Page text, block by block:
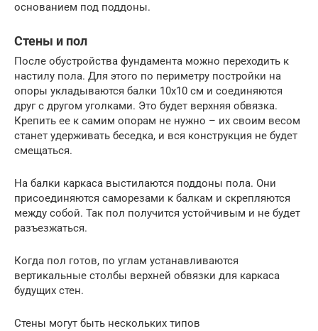
основанием под поддоны.
Стены и пол
После обустройства фундамента можно переходить к
настилу пола. Для этого по периметру постройки на
опоры укладываются балки 10х10 см и соединяются
друг с другом уголками. Это будет верхняя обвязка.
Крепить ее к самим опорам не нужно – их своим весом
станет удерживать беседка, и вся конструкция не будет
смещаться.
На балки каркаса выстилаются поддоны пола. Они
присоединяются саморезами к балкам и скрепляются
между собой. Так пол получится устойчивым и не будет
разъезжаться.
Когда пол готов, по углам устанавливаются
вертикальные столбы верхней обвязки для каркаса
будущих стен.
Стены могут быть нескольких типов